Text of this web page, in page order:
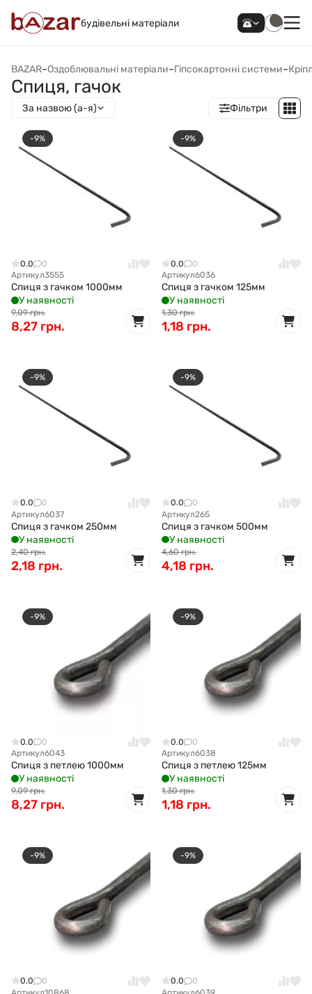
будівельні матеріали
BAZAR–Оздоблювальні матеріали–Гіпсокартонні системи–
Спиця, гачок
За назвою (а-я) Фільтри
-9%
0.0
0
Артикул3555
Спиця з гачком 1000мм
У наявності
9,09 грн.
8,27 грн.
-9%
0.0
0
Артикул6036
Спиця з гачком 125мм
У наявності
1,30 грн.
1,18 грн.
-9%
0.0
0
Артикул6037
Спиця з гачком 250мм
У наявності
2,40 грн.
2,18 грн.
-9%
0.0
0
Артикул265
Спиця з гачком 500мм
У наявності
4,60 грн.
4,18 грн.
-9%
0.0
0
Артикул6043
Спиця з петлею 1000мм
У наявності
9,09 грн.
8,27 грн.
-9%
0.0
0
Артикул6038
Спиця з петлею 125мм
У наявності
1,30 грн.
1,18 грн.
-9%
0.0
0
-9%
0.0
0